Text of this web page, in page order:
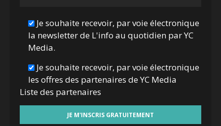
Je souhaite recevoir, par voie électronique
la newsletter de L'info au quotidien par YC
Media.
Je souhaite recevoir, par voie électronique
les offres des partenaires de YC Media
Liste des partenaires